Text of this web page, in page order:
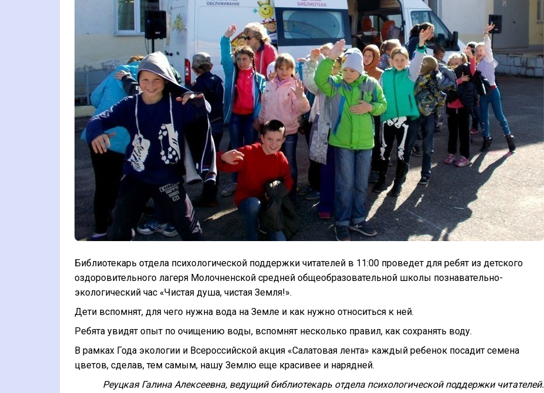
Библиотекарь отдела психологической поддержки читателей в 11:00 проведет для ребят из детского
оздоровительного лагеря Молочненской средней общеобразовательной школы познавательно-
экологический час «Чистая душа, чистая Земля!».
Дети вспомнят, для чего нужна вода на Земле и как нужно относиться к ней.
Ребята увидят опыт по очищению воды, вспомнят несколько правил, как сохранять воду.
В рамках Года экологии и Всероссийской акция «Салатовая лента» каждый ребенок посадит семена
цветов, сделав, тем самым, нашу Землю еще красивее и нарядней.
Реуцкая Галина Алексеевна, ведущий библиотекарь отдела психологической поддержки читателей.